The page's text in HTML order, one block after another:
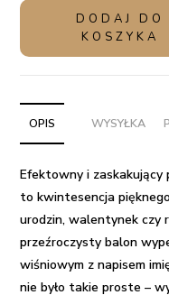
ilość
Przezroczysty
balon
piórkami
helem
w
pudełku
Love
DODAJ DO
KOSZYKA
OPIS WYSYŁKA
Efektowny i zaskakujący
to kwintesencja
urodzin, walentynek czy
przeźroczysty balon
wiśniowym z napisem
nie było takie proste –